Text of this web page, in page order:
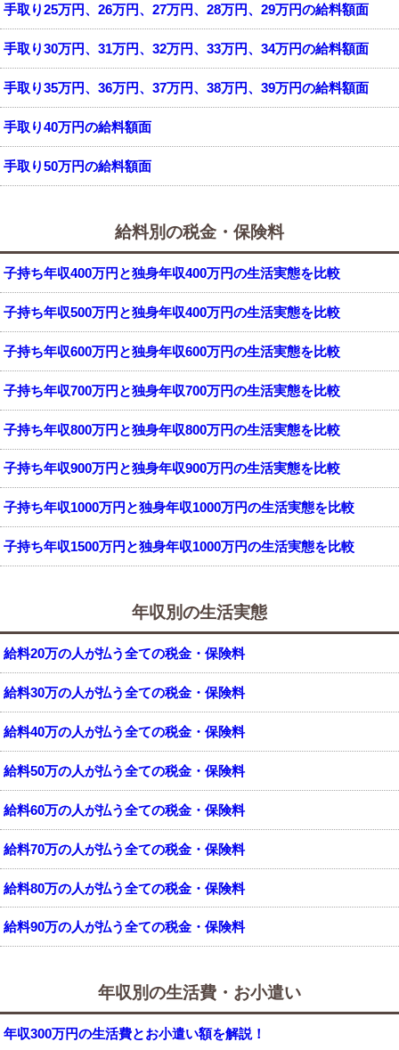
手取り25万円、26万円、27万円、28万円、29万円の給料額面
手取り30万円、31万円、32万円、33万円、34万円の給料額面
手取り35万円、36万円、37万円、38万円、39万円の給料額面
手取り40万円の給料額面
手取り50万円の給料額面
給料別の税金・保険料
子持ち年収400万円と独身年収400万円の生活実態を比較
子持ち年収500万円と独身年収400万円の生活実態を比較
子持ち年収600万円と独身年収600万円の生活実態を比較
子持ち年収700万円と独身年収700万円の生活実態を比較
子持ち年収800万円と独身年収800万円の生活実態を比較
子持ち年収900万円と独身年収900万円の生活実態を比較
子持ち年収1000万円と独身年収1000万円の生活実態を比較
子持ち年収1500万円と独身年収1000万円の生活実態を比較
年収別の生活実態
給料20万の人が払う全ての税金・保険料
給料30万の人が払う全ての税金・保険料
給料40万の人が払う全ての税金・保険料
給料50万の人が払う全ての税金・保険料
給料60万の人が払う全ての税金・保険料
給料70万の人が払う全ての税金・保険料
給料80万の人が払う全ての税金・保険料
給料90万の人が払う全ての税金・保険料
年収別の生活費・お小遣い
年収300万円の生活費とお小遣い額を解説！